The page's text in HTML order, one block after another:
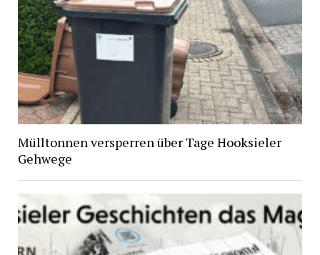
Mülltonnen versperren über Tage Hooksieler
Gehwege